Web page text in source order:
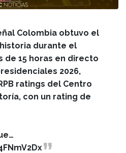
Colombia obtuvo el
durante el
de 15 horas en directo
2026,
ratings del Centro
con un rating de